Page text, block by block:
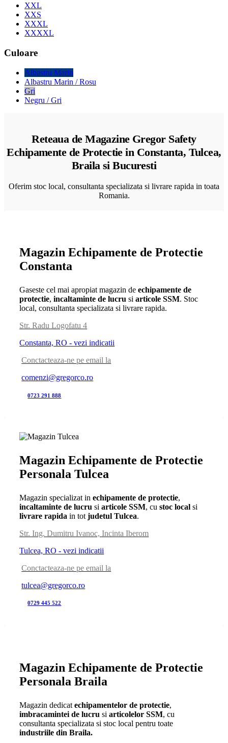
XXL
XXS
XXXL
XXXXL
Culoare
Albastru Marin
Albastru Marin / Rosu
Gri
Negru / Gri
Reteaua de Magazine Gregor Safety
Echipamente de Protectie in Constanta, Tulcea,
Braila si Bucuresti
Oferim stoc local, consultanta specializata si livrare rapida in toata
Romania.
Magazin Echipamente de Protectie
Constanta
Gaseste cel mai apropiat magazin deechipamente de
protectie,incaltaminte de lucru siarticole SSM. Stoc
local, consultanta specializata si livrare rapida.
Str. Radu Logofatu 4
Constanta, RO - vezi indicatii
Conctacteaza-ne pe email la
comenzi@gregorco.ro
0723 291 888
Magazin Echipamente de Protectie
Personala Tulcea
Magazin specializat inechipamente de protectie,
incaltaminte de lucru siarticole SSM, cu stoc local si
livrare rapida in totjudetul Tulcea.
Str. Ing. Dumitru Ivanoc, Incinta Iberom
Tulcea, RO - vezi indicatii
Conctacteaza-ne pe email la
tulcea@gregorco.ro
0729 445 522
Magazin Echipamente de Protectie
Personala Braila
Magazin dedicatechipamentelor de protectie,
imbracamintei de lucru siarticolelor SSM, cu
consultanta specializata si stoc local pentru toate
industriile din Braila.